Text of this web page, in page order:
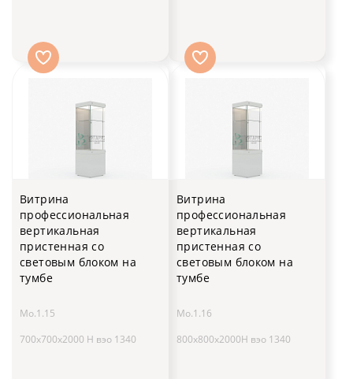
Витрина
профессиональная
вертикальная
пристенная со
световым блоком на
тумбе
Мо.1.15
700х700х2000 H вэо 1340
Витрина
профессиональная
вертикальная
пристенная со
световым блоком на
тумбе
Мо.1.16
800х800х2000H вэо 1340